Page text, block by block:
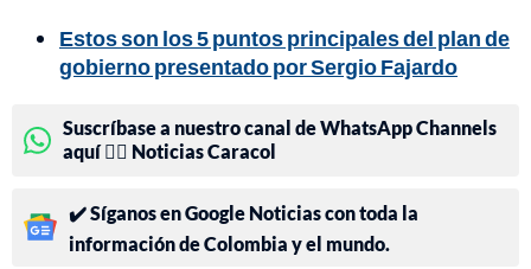
Estos son los 5 puntos principales del plan de
gobierno presentado por Sergio Fajardo
Suscríbase a nuestro canal de WhatsApp Channels
aquí 👉🏻 Noticias Caracol
✔️ Síganos en Google Noticias con toda la
información de Colombia y el mundo.